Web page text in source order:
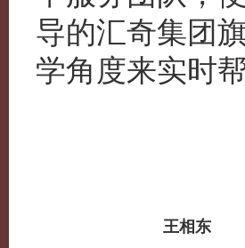
导的汇奇集团
学角度来实时
王相东